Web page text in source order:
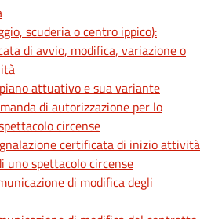
scuderia o centro ippico):
di avvio, modifica, variazione o
attuativo e sua variante
di autorizzazione per lo
circense
certificata di inizio attività
uno spettacolo circense
di modifica degli